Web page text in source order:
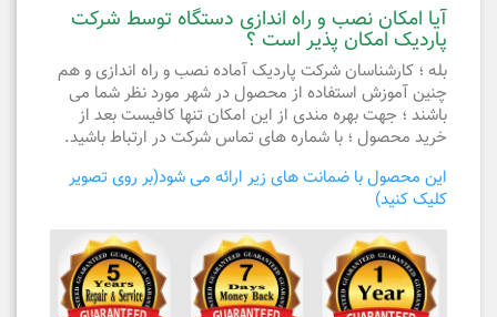
آیا امکان نصب و راه اندازی دستگاه توسط شرکت
پاردیک امکان پذیر است ؟
بله ؛ کارشناسان شرکت پاردیک آماده نصب و راه اندازی و هم
چنین آموزش استفاده از محصول در شهر مورد نظر شما می
باشند ؛ جهت بهره مندی از این امکان تنها کافیست بعد از
خرید محصول ؛ با شماره های تماس شرکت در ارتباط باشید.
این محصول با ضمانت های زیر ارائه می شود(بر روی تصویر
کلیک کنید)